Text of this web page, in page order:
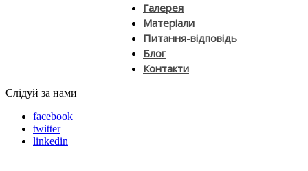
Галерея
Матеріали
Питання-відповідь
Блог
Контакти
Слідуй за нами
facebook
twitter
linkedin